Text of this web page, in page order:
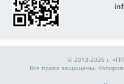
© 2013-2026 г.
Все права защищены.